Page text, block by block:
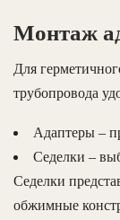
Монтаж
Для
трубопровода
Адаптеры –
Седелки –
Седелки
обжимные